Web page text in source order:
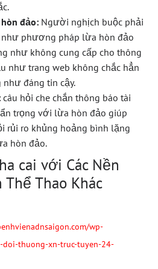
đảo: Người nghịch buộc phải
phương pháp lừa hòn đảo
như không cung cấp cho thông
như trang web không chắc hẳn
như đáng tin cậy.
câu hỏi che chắn thông báo tài
trọng với lừa hòn đảo giúp
rủi ro khủng hoảng bình lặng
hòn đảo.
cai với Các Nền
Thao Khác
wp-
doi-thuong-xn-truc-tuyen-24-